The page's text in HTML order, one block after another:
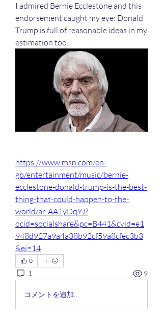
I admired Bernie Ecclestone and this
endorsement caught my eye: Donald
Trump is full of reasonable ideas in my
estimation too.
https://www.msn.com/en-
gb/entertainment/music/bernie-
ecclestone-donald-trump-is-the-best-
thing-that-could-happen-to-the-
world/ar-AA1yDqYJ?
ocid=socialshare&pc=B441&cvid=e1
948d927a9a4a38b92cf59a8cfec3b3
&ei=14
0
1 9
コメントを追加…